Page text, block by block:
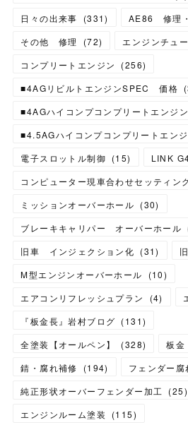
日々の出来事
(331) AE86 修理
その他 修理
(72) エンジンチュ
コンプリートエンジン
(256)
■4AGリビルトエンジンSPEC 価格 (
■4AGハイコンプコンプリートエンジ
■4.5AGハイコンプコンプリートエン
電子スロットル制御 (15) LINK
コンピューター現車合わせセッティン
ミッションオーバーホール (30)
ブレーキキャリパー オーバーホール
旧車 インジェクション化 (31)
M型エンジンオーバーホール
(10)
エアコンリフレッシュプラン
(4)
『板金長』岩村ブログ (131)
全塗装【オールペン】
(328) 板
錆・腐れ補修
(194) フェンダー腐
純正形状オーバーフェンダー加工
(25)
エンジンルーム塗装
(115)